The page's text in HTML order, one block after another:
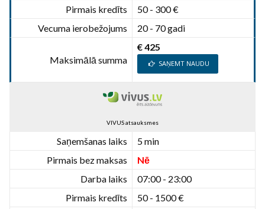
Pirmais kredīts
50 - 300 €
Vecuma ierobežojums
20 - 70 gadi
Maksimālā summa
€ 425
SAŅEMT NAUDU
VIVUS atsauksmes
Saņemšanas laiks
5 min
Pirmais bez maksas
Nē
Darba laiks
07:00 - 23:00
Pirmais kredīts
50 - 1500 €